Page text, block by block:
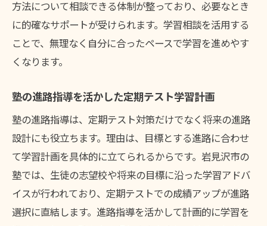
方法について相談できる体制が整っており、必要なとき
に的確なサポートが受けられます。学習相談を活用する
ことで、無理なく自分に合ったペースで学習を進めやす
くなります。
塾の進路指導を活かした定期テスト学習計画
塾の進路指導は、定期テスト対策だけでなく将来の進路
設計にも役立ちます。理由は、目標とする進路に合わせ
て学習計画を具体的に立てられるからです。岩見沢市の
塾では、生徒の志望校や将来の目標に沿った学習アドバ
イスが行われており、定期テストでの成績アップが進路
選択に直結します。進路指導を活かして計画的に学習を